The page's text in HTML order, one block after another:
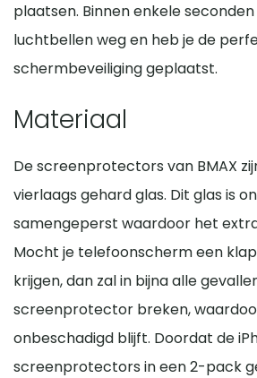
plaatsen. Binnen enkele
luchtbellen weg en heb je de
schermbeveiliging geplaatst.
Materiaal
De screenprotectors van BMAX
vierlaags gehard glas. Dit glas is
samengeperst waardoor het
Mocht je telefoonscherm een
krijgen, dan zal in bijna alle
screenprotector breken,
onbeschadigd blijft. Doordat de
screenprotectors in een 2-pack